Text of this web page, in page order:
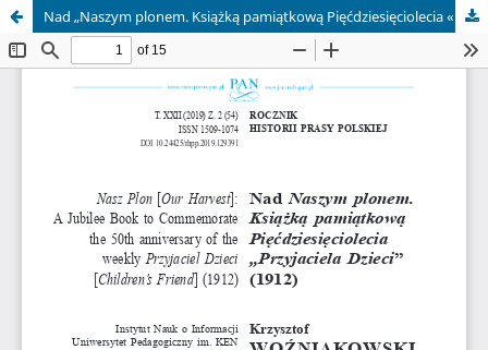
Nad „Naszym plonem. Książką pamiątkową Pięćdziesięciolecia «Przyjaciela Dzieci»” (1912)